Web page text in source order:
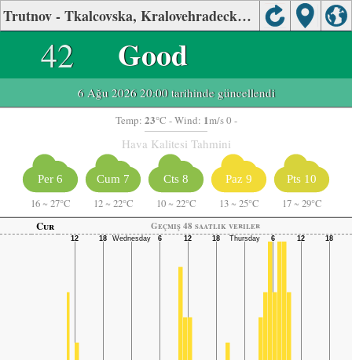
Trutnov - Tkalcovska, Kralovehradecky Hava Kalitesi
42 Good
6 Ağu 2026 20:00 tarihinde güncellendi
Temp: 23°C - Wind: 1m/s 0 -
Hava Kalitesi Tahmini
Per 6
16 ~ 27°C
Cum 7
12 ~ 22°C
Cts 8
10 ~ 22°C
Paz 9
13 ~ 25°C
Pts 10
17 ~ 29°C
Cur
Geçmiş 48 saatlik veriler